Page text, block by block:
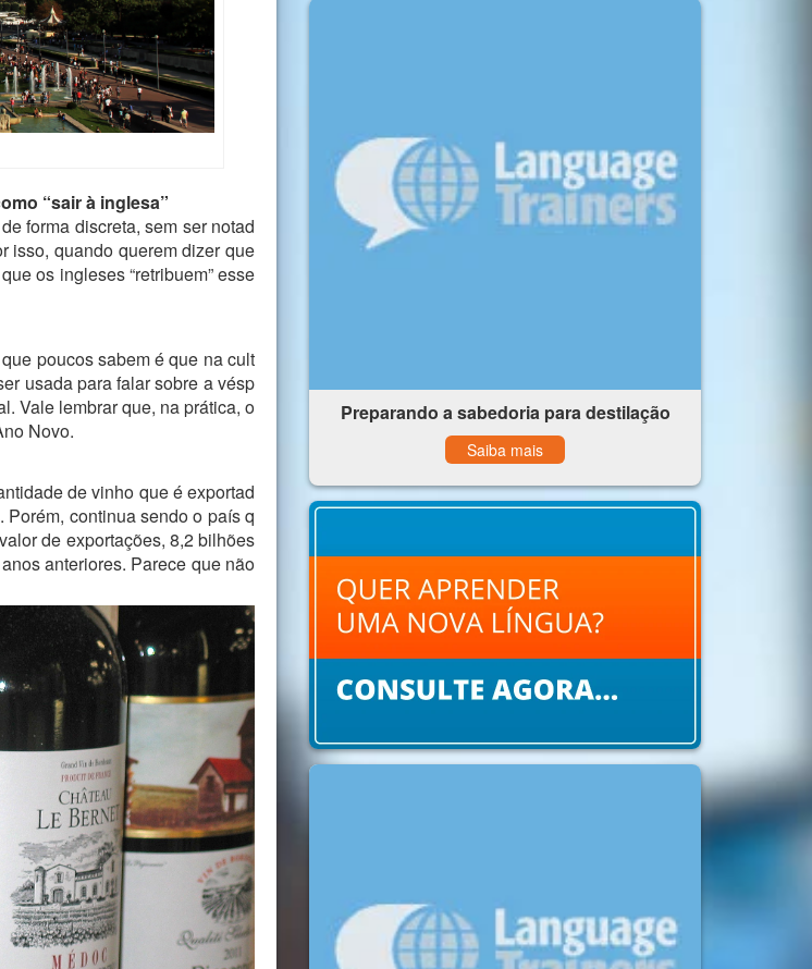
“sair à inglesa”
forma discreta, sem ser notad
isso, quando querem dizer que
os ingleses “retribuem” esse
poucos sabem é que na cult
usada para falar sobre a vésp
Vale lembrar que, na prática, o
Novo.
de vinho que é exportad
continua sendo o país q
de exportações, 8,2 bilhões
anteriores. Parece que não
Preparando a sabedoria para destilação
Saiba mais